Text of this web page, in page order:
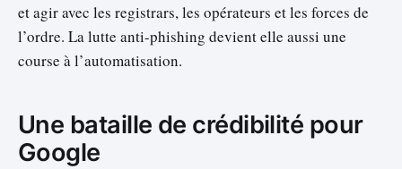
et agir avec les registrars, les opérateurs et les forces de
l’ordre. La lutte anti-phishing devient elle aussi une
course à l’automatisation.
Une bataille de crédibilité pour
Google